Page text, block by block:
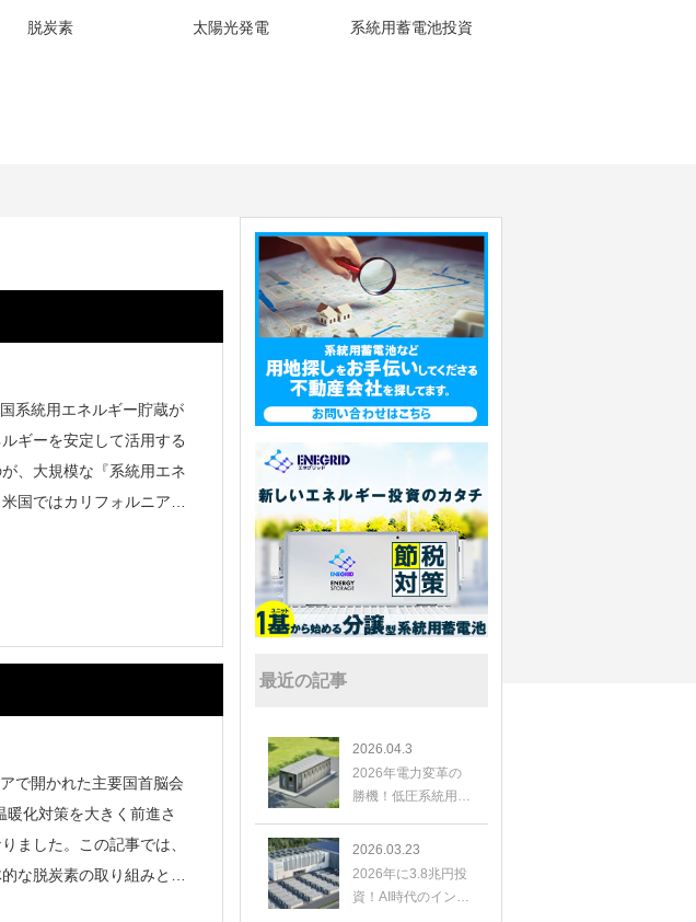
脱炭素 太陽光発電 系統用蓄電池投資
系統用エネルギー貯蔵が
ギーを安定して活用する
、大規模な『系統用エネ
国ではカリフォルニア州
で開かれた主要国首脳会
暖化対策を大きく前進さ
ました。この記事では、
な脱炭素の取り組みとそ
最近の記事
2026.04.3
2026年電力変革の
勝機！低圧系統用蓄
たな投資と高利回り
投資
2026.03.23
2026年に3.8兆円投
資！AI時代のインフ